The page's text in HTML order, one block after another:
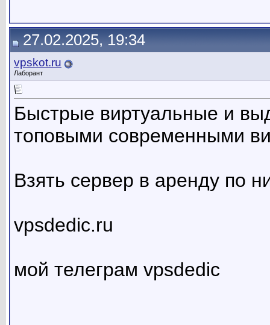
27.02.2025, 19:34
vpskot.ru
Лаборант
Быстрые виртуальные и
топовыми современными
Взять сервер в аренду по
vpsdedic.ru
мой телеграм vpsdedic